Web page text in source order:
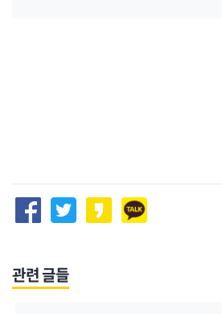
관련 글들